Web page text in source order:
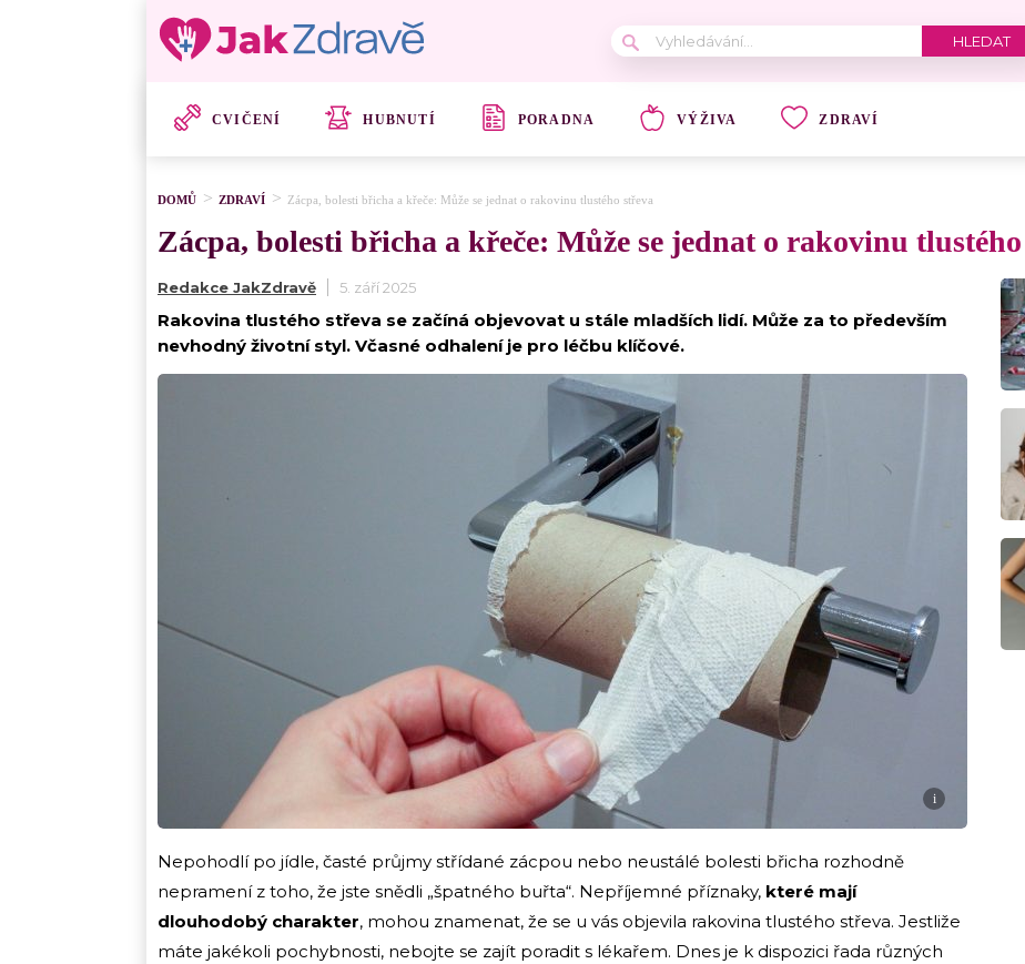
CVIČENÍ HUBNUTÍ PORADNA VÝŽIVA ZDRAVÍ
DOMŮ ZDRAVÍ Zácpa, bolesti břicha a křeče: Může se jednat o rakovinu tlustého střeva
Zácpa, bolesti břicha a křeče: Může se jednat o rakovinu
Redakce JakZdravě 5. září 2025
Rakovina tlustého střeva se začíná objevovat u stále mladších lidí. Může za to především
nevhodný životní styl. Včasné odhalení je pro léčbu klíčové.
i
Nepohodlí po jídle, časté průjmy střídané zácpou nebo neustálé bolesti břicha rozhodně
nepramení z toho, že jste snědli „špatného buřta“. Nepříjemné příznaky, které mají
dlouhodobý charakter, mohou znamenat, že se u vás objevila rakovina tlustého střeva. Jestliže
máte jakékoli pochybnosti, nebojte se zajít poradit s lékařem. Dnes je k dispozici řada různých